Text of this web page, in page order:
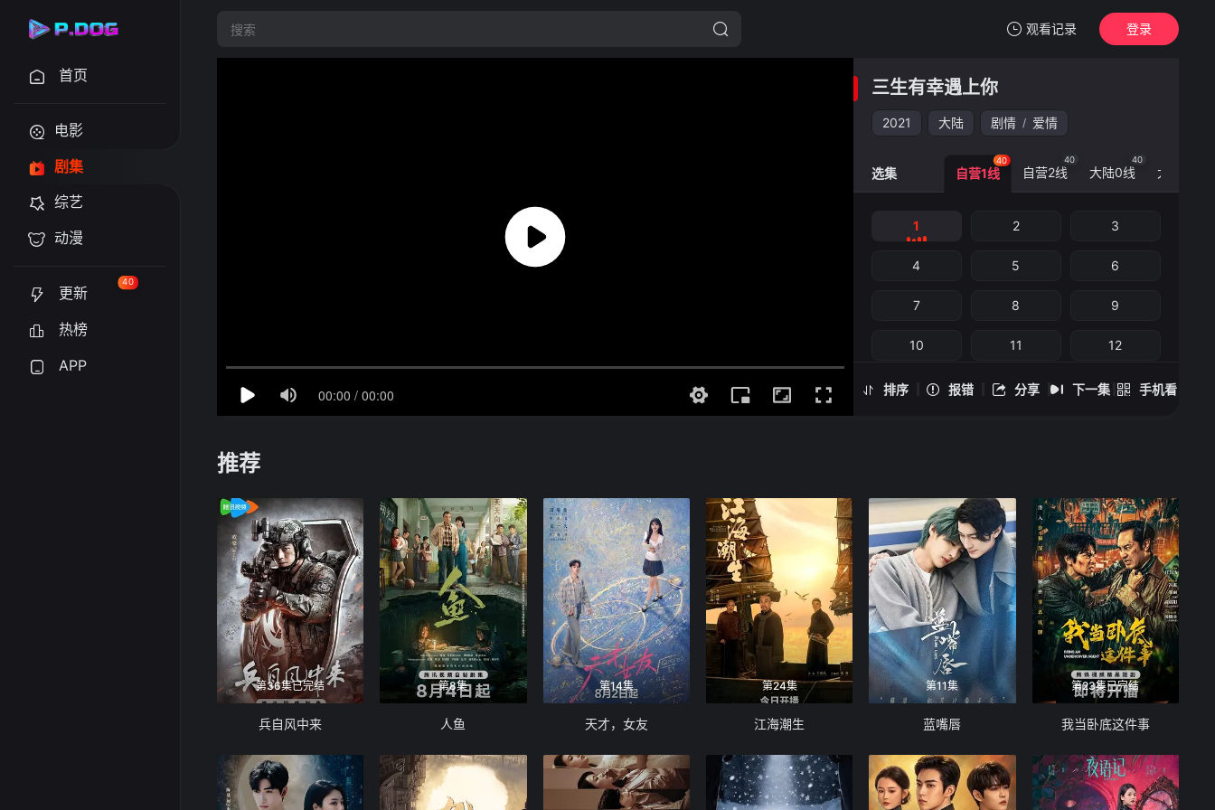
观看记录
我的观影记录
三生有幸遇上你
登录
首页
电影
剧集
综艺
动漫
更新
40
热榜
APP
三生有幸遇上你
2021 大陆 剧情 / 爱情
排序 报错 分享 下一集 手机看
三生有幸遇上你 -1
选集 自营1线
40
自营2线
40
大陆0线
40
大陆5线
1 2 3
4 5 6
7 8 9
10 11 12
14 15
22 23 24
25 26 27
28 29 30
31 32 33
34 35 36
37 38 39
推荐
第36集已完结
兵自风中来
第8集
人鱼
第14集
天才，女友
第24集
江海潮生
第11集
蓝嘴唇
第23集已完结
我当卧底这件事